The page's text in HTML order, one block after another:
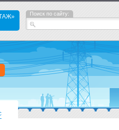
Поиск по сайту: